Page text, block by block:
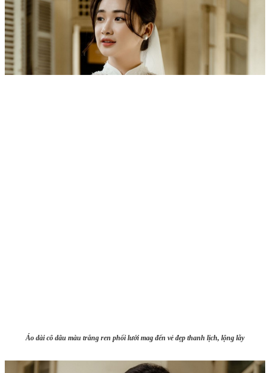
Áo dài cô dâu màu trắng ren phối lưới mag đến vẻ đẹp thanh lịch, lộng lẫy